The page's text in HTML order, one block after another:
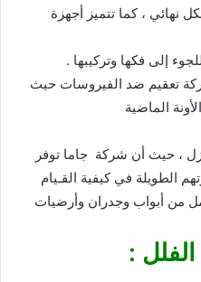
نهائي ، كما تتميز أجهزة
إلى فكها وتركيبها .
تعقيم ضد الفيروسات حيث
الماضية
، حيث أن شركة جاما توفر
الطويلة في كيفية القـيام
من أبواب وجدران وأرضيات
: